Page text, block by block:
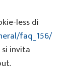
less di
faq_156/
invita